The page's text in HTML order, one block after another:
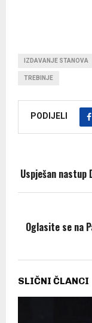
IZDAVANJE STANOVA
TREBINJE
PODIJELI
Uspješan nastup
Oglasite se na
SLIČNI ČLANCI